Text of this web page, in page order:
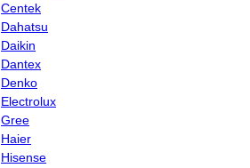
Centek
Dahatsu
Daikin
Dantex
Denko
Electrolux
Gree
Haier
Hisense